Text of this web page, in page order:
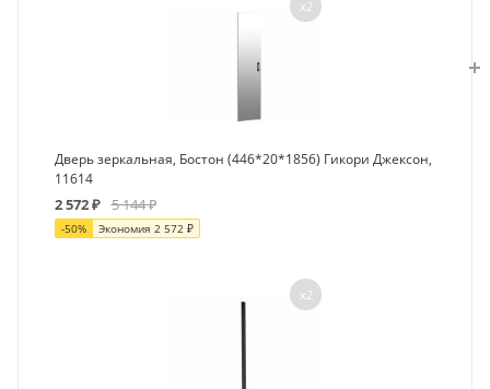
x2
Дверь зеркальная, Бостон (446*20*1856) Гикори Джексон,
11614
2 572₽ 5 144₽
-50% Экономия 2 572 ₽
x2